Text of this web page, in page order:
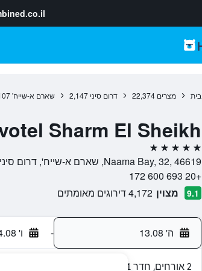
בית מצרים 22,374 דרום סיני 2,147 שארם א-שייח'
Sharm El Sheikh
5 כוכבים
Naama Bay, 32, 46619, שארם א-שייח', דרום סיני, מצרים
+20 693 600 172
9.1 מצוין 4,172 דירוגים מאומתים
ה' 13.08 - ו' 14.08
2 אורחים, חדר 1